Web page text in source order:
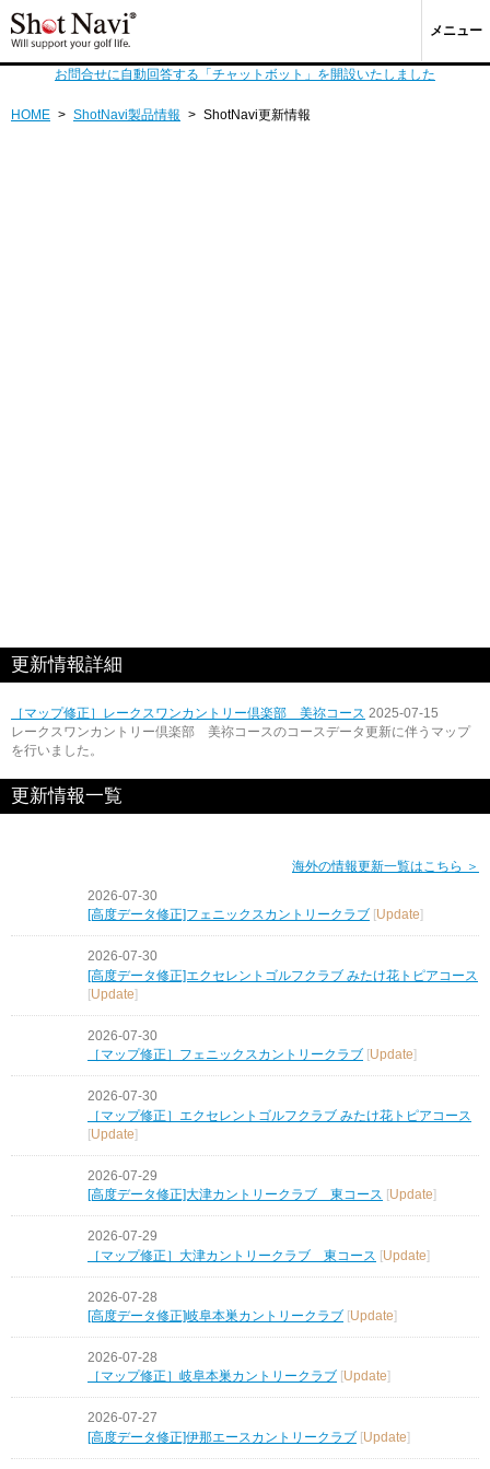
メニュー
お問合せに自動回答する「チャットボット」を開設いたしました
HOME > ShotNavi製品情報 > ShotNavi更新情報
更新情報詳細
［マップ修正］レークスワンカントリー倶楽部 美祢コース 2025-07-15
レークスワンカントリー倶楽部 美祢コースのコースデータ更新に伴うマップ
を行いました。
更新情報一覧
海外の情報更新一覧はこちら ＞
2026-07-30
[高度データ修正]フェニックスカントリークラブ
Update
2026-07-30
[高度データ修正]エクセレントゴルフクラブ みたけ花トピアコース
[Update]
2026-07-30
［マップ修正］フェニックスカントリークラブ [Update]
2026-07-30
［マップ修正］エクセレントゴルフクラブ みたけ花トピアコース
[Update]
2026-07-29
[高度データ修正]大津カントリークラブ 東コース [Update]
2026-07-29
［マップ修正］大津カントリークラブ 東コース [Update]
2026-07-28
[高度データ修正]岐阜本巣カントリークラブ [Update]
2026-07-28
［マップ修正］岐阜本巣カントリークラブ
Update
2026-07-27
[高度データ修正]伊那エースカントリークラブ [Update]